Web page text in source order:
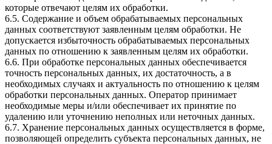
которые отвечают целям их обработки.
6.5. Содержание и объем обрабатываемых персональных
данных соответствуют заявленным целям обработки. Не
допускается избыточность обрабатываемых персональных
данных по отношению к заявленным целям их обработки.
6.6. При обработке персональных данных обеспечивается
точность персональных данных, их достаточность, а в
необходимых случаях и актуальность по отношению к целям
обработки персональных данных. Оператор принимает
необходимые меры и/или обеспечивает их принятие по
удалению или уточнению неполных или неточных данных.
6.7. Хранение персональных данных осуществляется в форме,
позволяющей определить субъекта персональных данных, не